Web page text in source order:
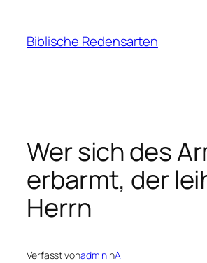
springen
Biblische Redensarten
Wer sich des
erbarmt, der
Herrn
Verfasst vonadmininA